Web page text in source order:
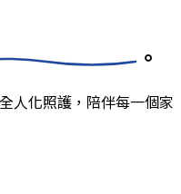
。
人化照護，陪伴每一個家